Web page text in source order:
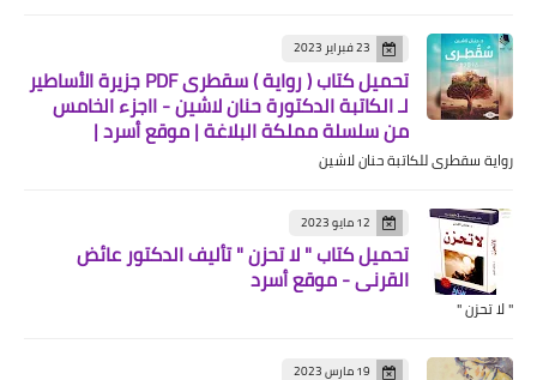
23 فبراير 2023
تحميل كتاب ( رواية ) سقطرى PDF جزيرة الأساطير
لـ الكاتبة الدكتورة حنان لاشين - ااجزء الخامس
من سلسلة مملكة البلاغة | موقع أسرد |
رواية سقطرى للكاتبة حنان لاشين
12 مايو 2023
تحميل كتاب " لا تحزن " تأليف الدكتور عائض
القرني - موقع أسرد
" لا تحزن "
19 مارس 2023